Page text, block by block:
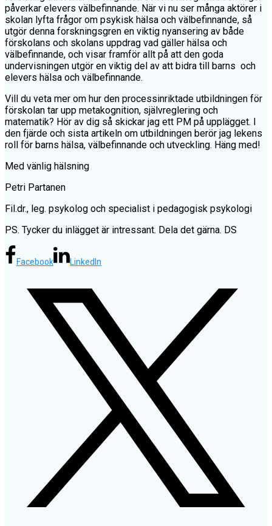
påverkar elevers välbefinnande. När vi nu ser många aktörer i
skolan lyfta frågor om psykisk hälsa och välbefinnande, så
utgör denna forskningsgren en viktig nyansering av både
förskolans och skolans uppdrag vad gäller hälsa och
välbefinnande, och visar framför allt på att den goda
undervisningen utgör en viktig del av att bidra till barns och
elevers hälsa och välbefinnande.
Vill du veta mer om hur den processinriktade utbildningen för
förskolan tar upp metakognition, självreglering och
matematik? Hör av dig så skickar jag ett PM på upplägget. I
den fjärde och sista artikeln om utbildningen berör jag lekens
roll för barns hälsa, välbefinnande och utveckling. Häng med!
Med vänlig hälsning
Petri Partanen
Fil.dr., leg. psykolog och specialist i pedagogisk psykologi
PS. Tycker du inlägget är intressant. Dela det gärna. DS
Facebook LinkedIn